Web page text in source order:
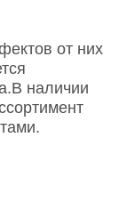
от них
наличии